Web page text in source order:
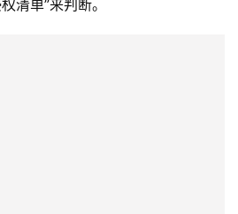
清单”来判断。